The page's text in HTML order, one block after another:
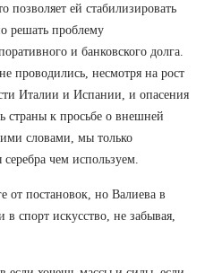
ей стабилизировать
решать проблему
и банковского долга.
проводились, несмотря на рост
Италии и Испании, и опасения
страны к просьбе о внешней
словами, мы только
чем используем.
от постановок, но Валиева в
в спорт искусство, не забывая,